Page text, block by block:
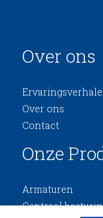
Over ons
Over ons
Contact
Onze
Armaturen
Centraal